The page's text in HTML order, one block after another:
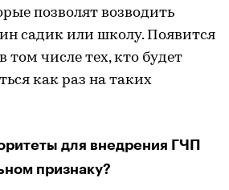
позволят возводить
садик или школу. Появится
том числе тех, кто будет
как раз на таких
для внедрения ГЧП
признаку?